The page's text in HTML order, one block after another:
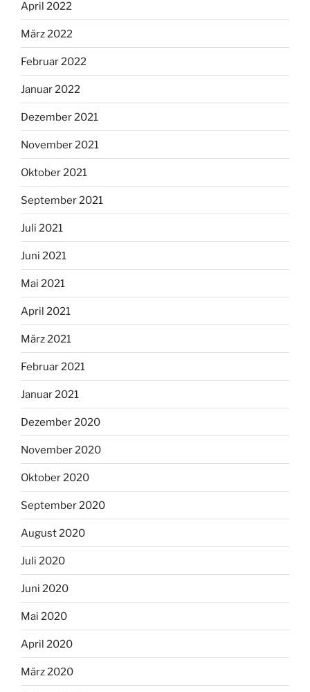
April 2022
März 2022
Februar 2022
Januar 2022
Dezember 2021
November 2021
Oktober 2021
September 2021
Juli 2021
Juni 2021
Mai 2021
April 2021
März 2021
Februar 2021
Januar 2021
Dezember 2020
November 2020
Oktober 2020
September 2020
August 2020
Juli 2020
Juni 2020
Mai 2020
April 2020
März 2020